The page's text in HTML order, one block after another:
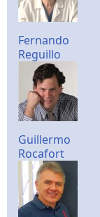
Fernando
Reguillo
Guillermo
Rocafort